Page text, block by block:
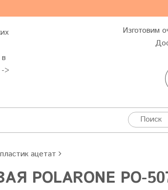
>
Изготовим
ацетат
POLARONE PO-